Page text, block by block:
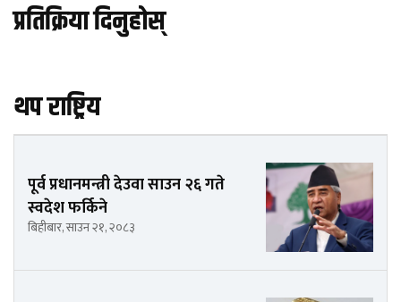
प्रतिक्रिया दिनुहोस्
थप राष्ट्रिय
पूर्व प्रधानमन्त्री देउवा साउन २६ गते
स्वदेश फर्किने
बिहीबार, साउन २१, २०८३